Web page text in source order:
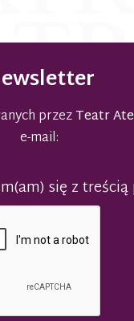
przezTeatr
e-mail:
się z